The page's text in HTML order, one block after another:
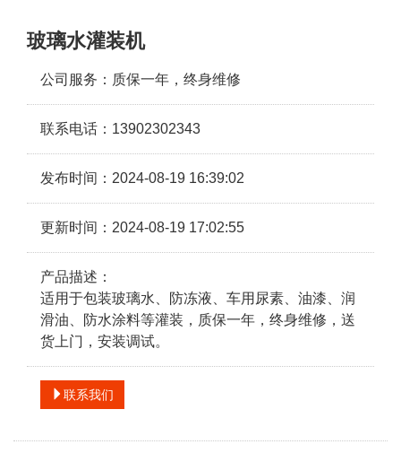
玻璃水灌装机
公司服务：质保一年，终身维修
联系电话：13902302343
发布时间：2024-08-19 16:39:02
更新时间：2024-08-19 17:02:55
产品描述：
适用于包装玻璃水、防冻液、车用尿素、油漆、润
滑油、防水涂料等灌装，质保一年，终身维修，送
货上门，安装调试。
联系我们